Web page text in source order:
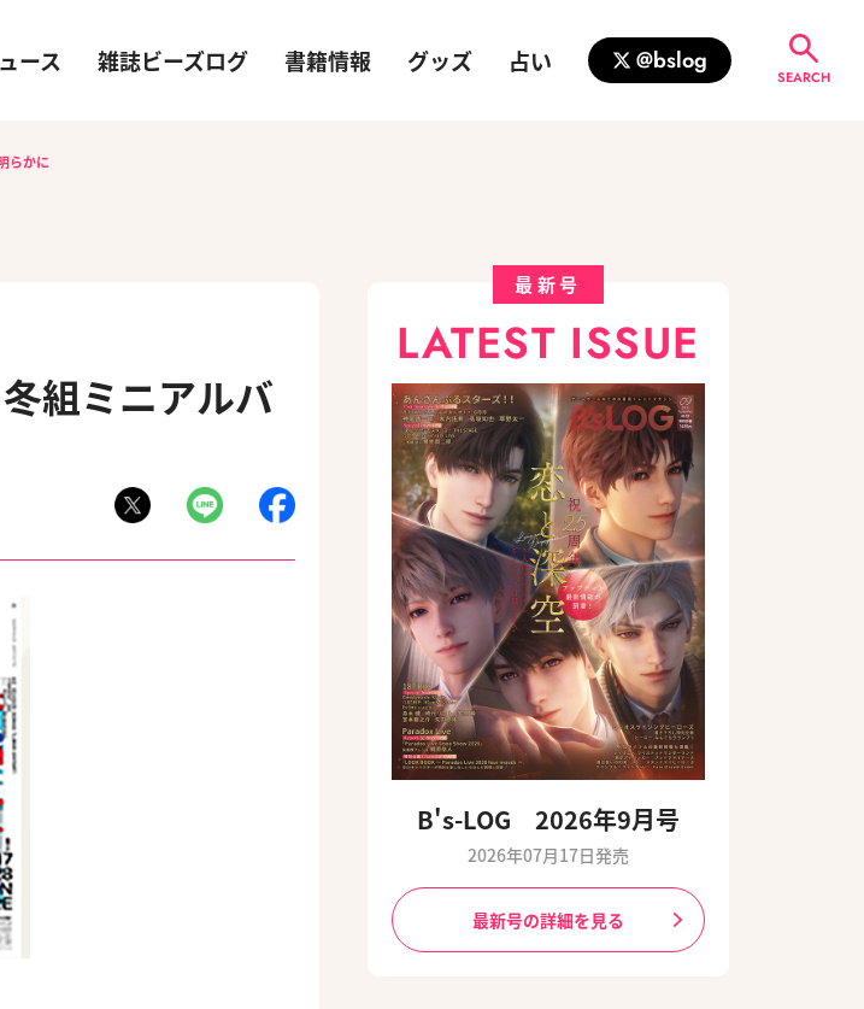
ース 雑誌ビーズログ 書籍情報 グッズ 占い @bslog
SEARCH
らかに
組ミニアルバ
最新号
LATEST ISSUE
B's-LOG 2026年9月号
2026年07月17日発売
最新号の詳細を見る